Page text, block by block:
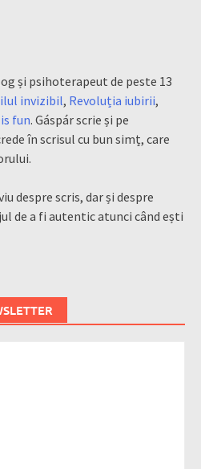
și psihoterapeut de peste 13
invizibil, Revoluția iubirii,
fun. Gáspár scrie și pe
în scrisul cu bun simț, care
despre scris, dar și despre
de a fi autentic atunci când ești